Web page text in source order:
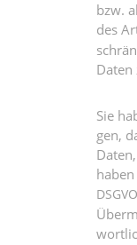
bzw.
des
Daten
Sie
gen,
DSGVO